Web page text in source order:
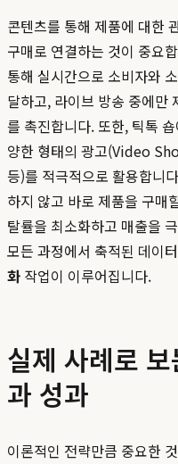
콘텐츠를 통해 제품에 대한
구매로 연결하는 것이 중요
통해 실시간으로 소비자와
달하고, 라이브 방송 중에만
를 촉진합니다. 또한, 틱톡
양한 형태의 광고(Video
등)를 적극적으로 활용합니
하지 않고 바로 제품을 구매
탈률을 최소화하고 매출을
모든 과정에서 축적된 데이
화 작업이 이루어집니다.
실제 사례로
과 성과
이론적인 전략만큼 중요한